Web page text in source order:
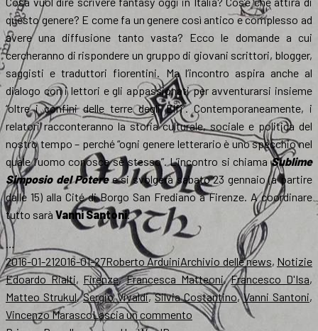
questo genere? E come fa un genere così antico e complesso ad
avere una diffusione tanto vasta? Ecco le domande a cui
cercheranno di rispondere un gruppo di giovani scrittori, blogger,
saggisti e traduttori fiorentini. Ma l’incontro aspira anche al
dialogo con i lettori e gli appassionati per avventurarsi insieme
“oltre i confini delle terre degli Elfi”. Contemporaneamente, i
relatori racconteranno la storia culturale, sociale e politica del
nostro tempo – perché “ogni genere letterario è uno specchio nel
quale l’uomo conosce sé stesso”. L’incontro si chiamaSublime
Simposio del Poteree si svolgerà sabato 23 gennaio (a partire
dalle 15) alla Cité di Borgo San Frediano a Firenze. A coordinare
tutto sarà Vanni Santoni.
…
Scritto
il
2016-01-212016-01-27Autore
Roberto ArduiniCategorie
Archivio delle news, Notizie
Edoardo Rialti, Firenze,Francesca Matteoni,Francesco D'Isa,
Matteo Strukul,Sergio Vivaldi,Silvia Costantino,Vanni Santoni,
Vincenzo MarascoLascia un commento su